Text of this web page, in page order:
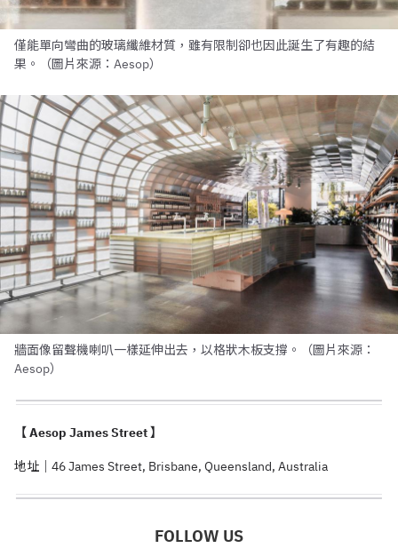
僅能單向彎曲的玻璃纖維材質，雖有限制卻也因此誕生了有趣的結
果。（圖片來源：Aesop）
牆面像留聲機喇叭一樣延伸出去，以格狀木板支撐。（圖片來源：
Aesop）
【 Aesop James Street 】
地址｜46 James Street, Brisbane, Queensland, Australia
FOLLOW US